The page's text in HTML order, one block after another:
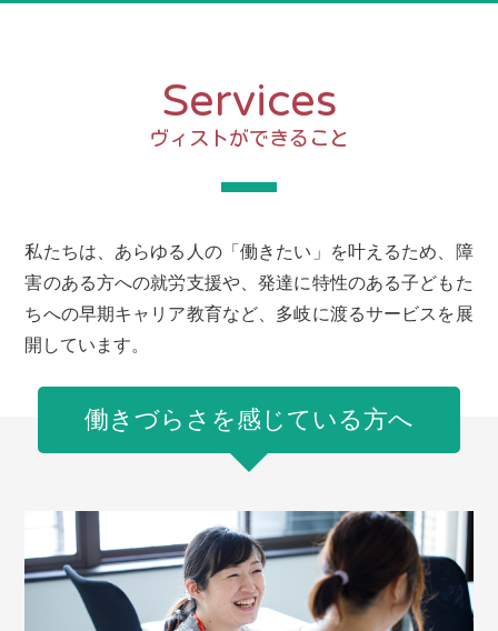
Services
ヴィストができること
私たちは、あらゆる人の「働きたい」を叶えるため、障
害のある方への就労支援や、発達に特性のある子どもた
ちへの早期キャリア教育など、多岐に渡るサービスを展
開しています。
働きづらさを感じている方へ